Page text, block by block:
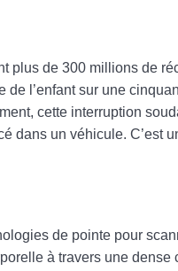
plus de 300 millions de
l’enfant sur une
cette interruption
dans un véhicule. C’est
de pointe pour
à travers une dense